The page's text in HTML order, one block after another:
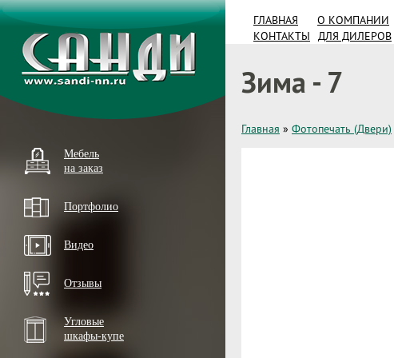
Мебель
на заказ
Портфолио
Видео
Отзывы
Угловые
шкафы-купе
ГЛАВНАЯ О КОМПАНИИ
КОНТАКТЫ
ДЛЯ ДИЛЕРОВ
Зима - 7
Главная » Фотопечать (Двери)